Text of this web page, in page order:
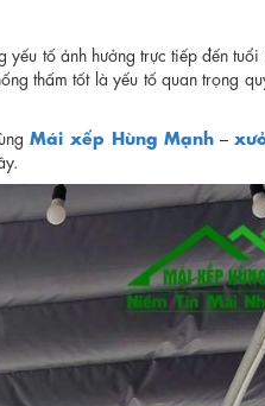
tố ảnh hưởng trực tiếp đến tuổi
thấm tốt là yếu tố quan trọng
Mái xếp Hùng Mạnh –